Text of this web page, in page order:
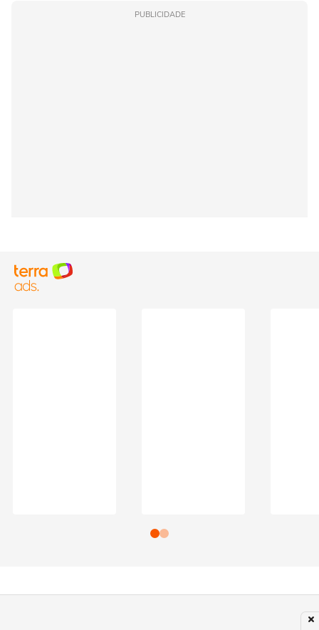
PUBLICIDADE